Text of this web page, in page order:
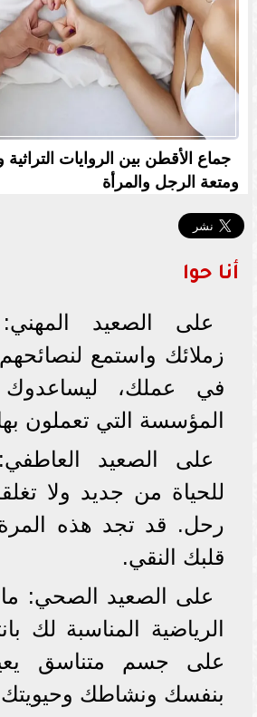
جماع الأقطن بين الروايات التراثية
ومتعة الرجل والمرأة
أنا حوا
على الصعيد
زملائك واستمع
في عملك،
المؤسسة التي تعملون
على الصعيد
للحياة من جديد ولا
رحل. قد تجد هذه
قلبك النقي.
على الصعيد الصحي:
الرياضية المناسبة لك
على جسم متناسق
بنفسك ونشاطك